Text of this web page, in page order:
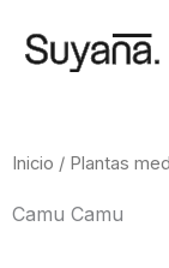
Inicio / Plantas
Camu Camu